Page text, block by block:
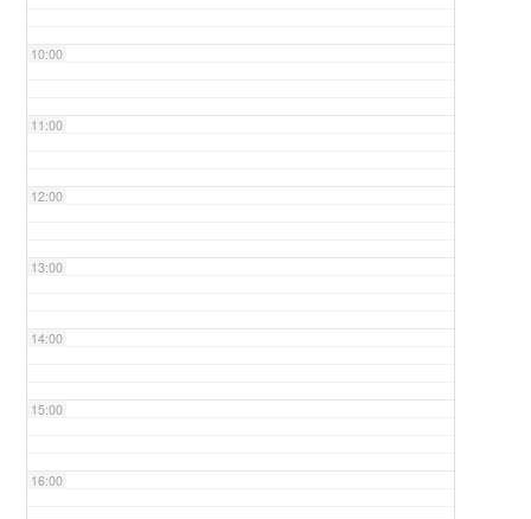
10:00
11:00
12:00
13:00
14:00
15:00
16:00